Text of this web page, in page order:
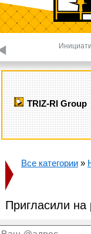
TRIZ-RI Group
Все категории »
Пригласили на